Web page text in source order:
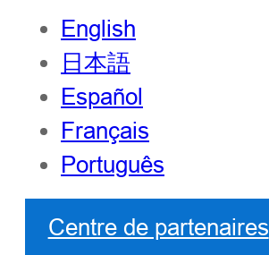
English
日本語
Español
Français
Português
Centre de partenaires